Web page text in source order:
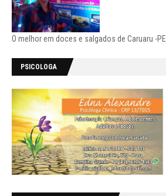
O melhor em doces e salgados de Caruaru -PE
PSICOLOGA